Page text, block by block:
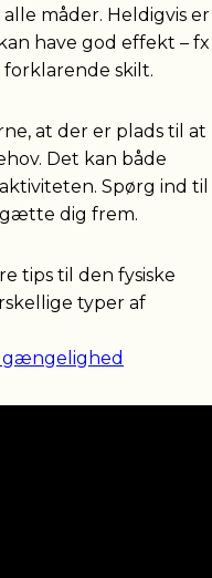
måder. Heldigvis er
have god effekt – fx
skilt.
at der er plads til at
Det kan både
Spørg ind til
dig frem.
tips til den fysiske
typer af